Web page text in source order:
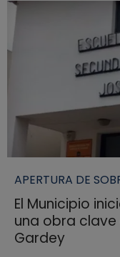
APERTURA DE
El Municipio
una obra clave
Gardey